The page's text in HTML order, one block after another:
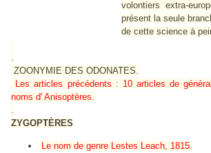
volontiers extra-
présent la seule
de cette science à
.
ZOONYMIE DES ODONATES.
Les articles précédents : 10 articles de
noms d' Anisoptères.
.
ZYGOPTÈRES
Le nom de genre Lestes Leach, 1815.